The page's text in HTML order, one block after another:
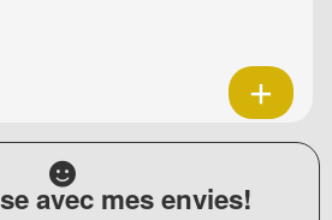
avec mes envies!